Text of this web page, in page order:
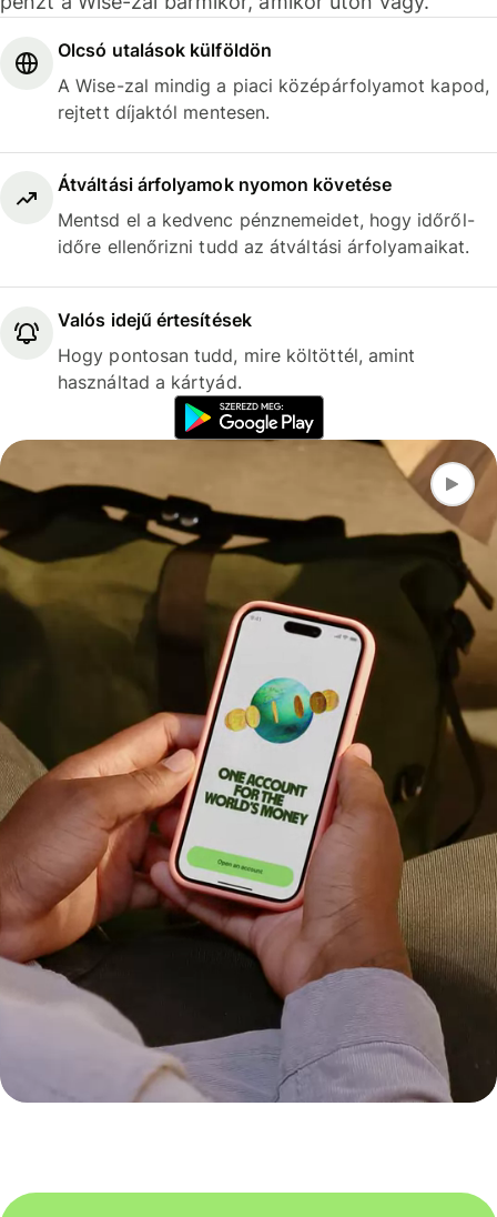
Olcsó utalások külföldön
A Wise-zal mindig a piaci középárfolyamot kapod,
rejtett díjaktól mentesen.
Átváltási árfolyamok nyomon követése
Mentsd el a kedvenc pénznemeidet, hogy időről-
időre ellenőrizni tudd az átváltási árfolyamaikat.
Valós idejű értesítések
Hogy pontosan tudd, mire költöttél, amint
használtad a kártyád.